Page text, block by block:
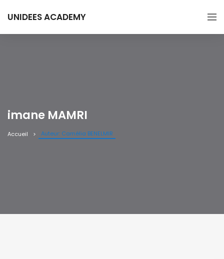
UNIDEES ACADEMY
imane MAMRI
Accueil Auteur: Camélia BENELMIR